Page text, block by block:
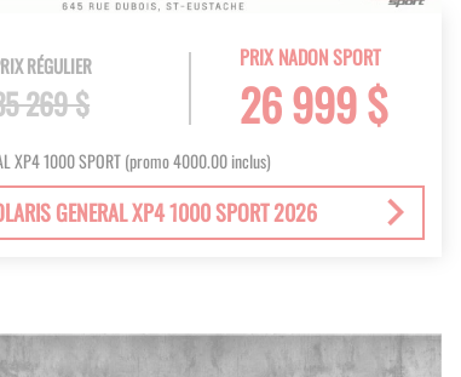
PRIX NADON SPORT
26 999 $
RÉGULIER
269 $
XP4 1000 SPORT (promo 4000.00 inclus)
GENERAL XP4 1000 SPORT 2026